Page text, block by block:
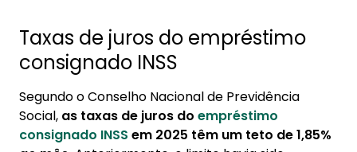
Taxas de juros do empréstimo
consignado INSS
Segundo o Conselho Nacional de Previdência
Social, as taxas de juros do empréstimo
consignado INSS em 2025 têm um teto de 1,85%